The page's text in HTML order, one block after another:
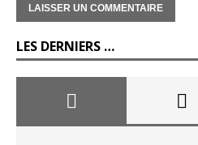
LES DERNIERS …